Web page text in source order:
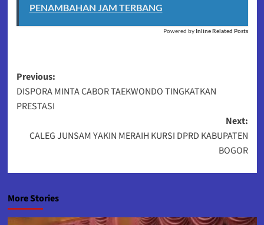
PENAMBAHAN JAM TERBANG
Powered by Inline Related Posts
Post
navigation
Previous:
DISPORA MINTA CABOR TAEKWONDO TINGKATKAN
PRESTASI
Next:
CALEG JUNSAM YAKIN MERAIH KURSI DPRD KABUPATEN
BOGOR
More Stories